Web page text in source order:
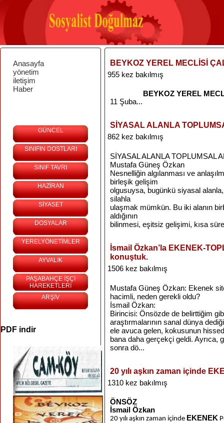
Anasayfa
yönetim
iletişim
Haber
GÜNCEL
SINIFIN DOSTLARI
SINIF TAVRI
HAZİRAN
SİYASET
DOSYALAR
YERELYÖNETİMLER
AYVALIK
PAŞABAHÇE İŞÇİ
HAREKETLERİ
ARŞİV
PDF indir
BEYKOZ YEREL MECLİSİ
955 kez bakılmış
BEYKOZ YEREL
11 Şuba...
SİYASAL ALANLA
862 kez bakılmış
SİYASAL ALANLA TOPLUMSAL
Mustafa Güneş Özkan
Nesnelliğin algılanması ve
birleşik gelişim
olgusuysa, bugünkü siyasal
silahla
ulaşmak mümkün. Bu iki alanın
aldığının
bilinmesi, eşitsiz gelişimi, kısa
İsmail Özkan’la EKENEK-
konuştuk.
1506 kez bakılmış
Mustafa Güneş Özkan: Ekenek
hacimli, neden gerekli oldu?
İsmail Özkan:
Birincisi: Önsözde de belirttiğim
araştırmalarının sanal dünya
ele avuca gelen, kokusunun
bana daha gerçekçi geldi. Ayrıca,
sonra dö...
20 yılı aşkın zaman içinde
1310 kez bakılmış
ÖNSÖZ
İsmail Özkan
20 yılı aşkın zaman içinde EKENEK